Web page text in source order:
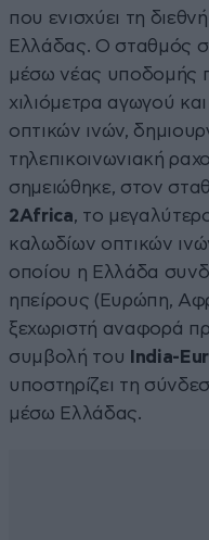
που ενισχύει τη
Ελλάδας. Ο σταθμός
μέσω νέας υποδομής
χιλιόμετρα αγωγού
οπτικών ινών,
τηλεπικοινωνιακή
σημειώθηκε, στον
2Africa, το
καλωδίων οπτικών
οποίου η Ελλάδα
ηπείρους (Ευρώπη,
ξεχωριστή αναφορά
συμβολή του
India-
υποστηρίζει τη
μέσω Ελλάδας.